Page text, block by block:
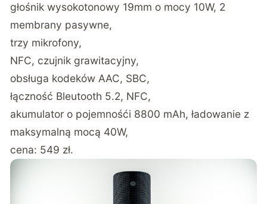
głośnik wysokotonowy 19mm o mocy 10W, 2
membrany pasywne,
trzy mikrofony,
NFC, czujnik grawitacyjny,
obsługa kodeków AAC, SBC,
łączność Bleutooth 5.2, NFC,
akumulator o pojemnośći 8800 mAh, ładowanie z
maksymalną mocą 40W,
cena: 549 zł.